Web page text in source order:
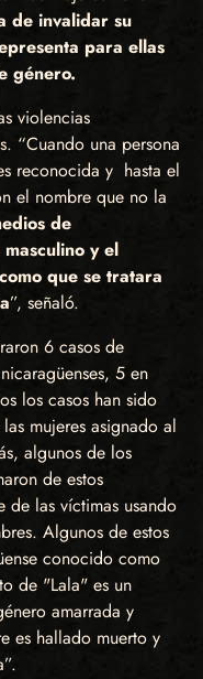
de invalidar su
para ellas
género.
violencias
“Cuando una persona
reconocida y hasta el
el nombre que no la
de
y el
que se tratara
”, señaló.
6 casos de
5 en
los casos han sido
mujeres asignado al
algunos de los
de estos
de las víctimas usando
Algunos de estos
conocido como
de "Lala" es un
amarrada y
es hallado muerto y